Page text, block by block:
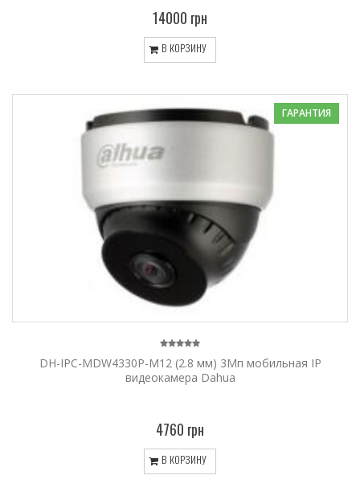
14000 грн
В КОРЗИНУ
ГАРАНТИЯ
DH-IPC-MDW4330P-M12 (2.8 мм) 3Мп мобильная IP
видеокамера Dahua
4760 грн
В КОРЗИНУ